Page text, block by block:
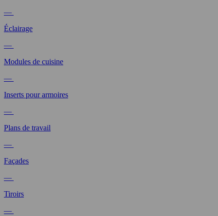
—
Éclairage
—
Modules de cuisine
—
Inserts pour armoires
—
Plans de travail
—
Façades
—
Tiroirs
—